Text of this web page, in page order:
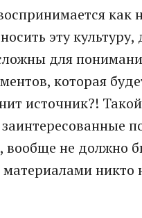
как
эту
для
которая
источник?!
вообще не должно
никто